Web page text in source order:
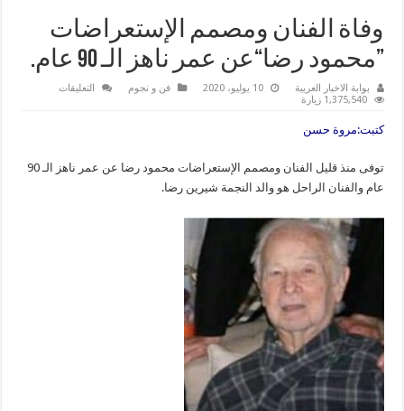
وفاة الفنان ومصمم الإستعراضات
”محمود رضا“عن عمر ناهز الـ 90 عام.
بوابة الاخبار العربية 10 يوليو، 2020 فن و نجوم التعليقات
عمر
1,375,540 زيارة
كتبت:مروة حسن
توفى منذ قليل الفنان ومصمم الإستعراضات محمود رضا عن عمر ناهز الـ 90
عام والفنان الراحل هو والد النجمة شيرين رضا.